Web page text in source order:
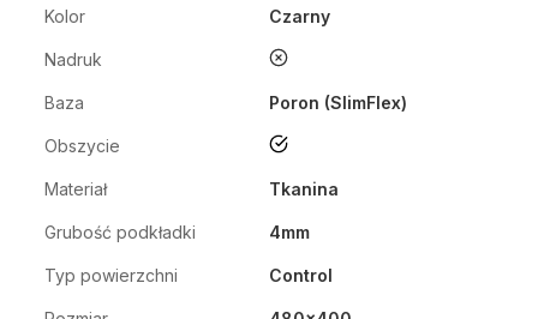
Kolor Czarny
Nadruk nie
Baza Poron (SlimFlex)
Obszycie tak
Materiał Tkanina
Grubość podkładki 4mm
Typ powierzchni Control